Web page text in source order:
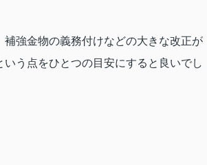
強金物の義務付けなどの大きな改正が
う点をひとつの目安にすると良いでし